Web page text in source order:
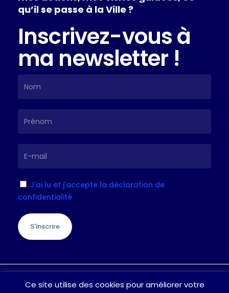
qu’ilse passe à la Ville?
Inscrivez-vous à
ma newsletter !
J'ai lu et j'accepte la déclaration de
confidentialité
S'inscrire
question / suggestion, n’hésitez pas à
Ce site utilise des cookies pour améliorer votre